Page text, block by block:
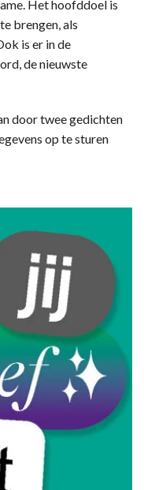
Het hoofddoel is
brengen, als
is er in de
de nieuwste
door twee gedichten
op te sturen